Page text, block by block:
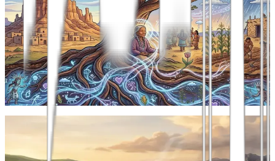
מסע אל תפיסת העולם והזמן הייחודית של בני ההופי
לבני ההופי, שבט אינדיאני החי בדרום ארצות הבריתסמוך לגבול מקסיקו,
אין זמן. לא, לא...
2 בפברואר 2026
מאת יואל שלום פרץ
כללי
סיפור הנחל והחול: סיפור עם ערבי
משל סופי על התמסרות, שינוי וגילוי המהות האמיתית